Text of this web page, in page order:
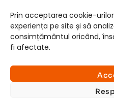
Prin acceptarea cookie-
experiența pe site și să
consimțământul oricând,
fi afectate.
rezervate.
Website dezvoltat de:
Consultații si